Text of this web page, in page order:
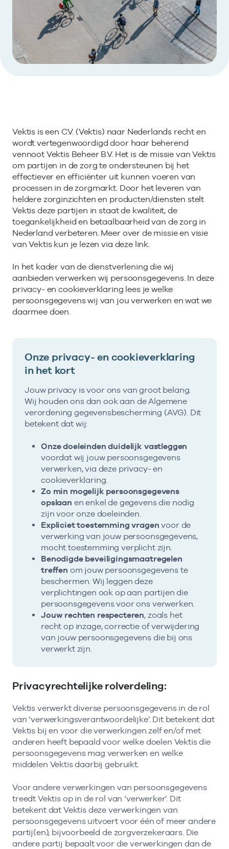
Zoeken in AGB-register
Vind de actuele gegevens van een
zorgaanbieder of onderneming.
Kortdurende zorg
Langdurige zorg
Zorg in de regio
Op zoek naar een rapport?
Bekijk de openbare rapporten per thema of
log in voor de besloten rapporten op
Zorgprisma.nl.
Naar openbare rapporten
Retourcodezoeker
Bekijk het aanbod
Naar hulp
Vektis is een C.V. (Vektis) naar Nederlands recht en
wordt vertegenwoordigd door haar beherend
vennoot Vektis Beheer B.V. Het is de missie van Vektis
om partijen in de zorg te ondersteunen bij het
effectiever en efficiënter uit kunnen voeren van
processen in de zorgmarkt. Door het leveren van
heldere zorginzichten en producten/diensten stelt
Vektis deze partijen in staat de kwaliteit, de
toegankelijkheid en betaalbaarheid van de zorg in
Nederland verbeteren. Meer over de missie en visie
van Vektis kun je lezen via deze link.
In het kader van de dienstverlening die wij
aanbieden verwerken wij persoonsgegevens. In deze
privacy- en cookieverklaring lees je welke
persoonsgegevens wij van jou verwerken en wat we
daarmee doen.
Onze privacy- en cookieverklaring
in het kort
Jouw privacy is voor ons van groot belang.
Wij houden ons dan ook aan de Algemene
verordening gegevensbescherming (AVG). Dit
betekent dat wij:
Onze doeleinden duidelijk vastleggen
voordat wij jouw persoonsgegevens
verwerken, via deze privacy- en
cookieverklaring.
Zo min mogelijk persoonsgegevens
opslaan en enkel de gegevens die nodig
zijn voor onze doeleinden.
Expliciet toestemming vragen voor de
verwerking van jouw persoonsgegevens,
mocht toestemming verplicht zijn.
Benodigde beveiligingsmaatregelen
treffen om jouw persoonsgegevens te
beschermen. Wij leggen deze
verplichtingen ook op aan partijen die
persoonsgegevens voor ons verwerken.
Jouw rechten respecteren, zoals het
recht op inzage, correctie of verwijdering
van jouw persoonsgegevens die bij ons
verwerkt zijn.
Privacyrechtelijke rolverdeling:
Vektis verwerkt diverse persoonsgegevens in de rol
van ‘verwerkingsverantwoordelijke’. Dit betekent dat
Vektis bij en voor die verwerkingen zelf en/of met
anderen heeft bepaald voor welke doelen Vektis die
persoonsgegevens mag verwerken en welke
middelen Vektis daarbij gebruikt.
Voor andere verwerkingen van persoonsgegevens
treedt Vektis op in de rol van ‘verwerker’. Dit
betekent dat Vektis deze verwerkingen van
persoonsgegevens uitvoert voor één of meer andere
partij(en), bijvoorbeeld de zorgverzekeraars. Die
andere partij bepaalt voor die verwerkingen dan de